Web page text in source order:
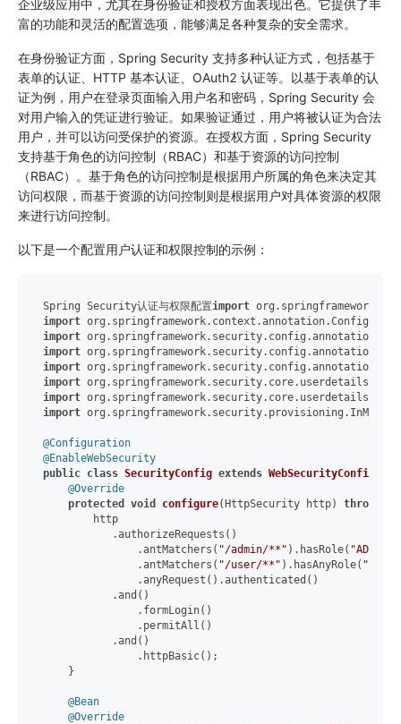
企业级应用中，尤其在身份验证和授权方面表现出色。它提供了丰
富的功能和灵活的配置选项，能够满足各种复杂的安全需求。
在身份验证方面，Spring Security 支持多种认证方式，包括基于
表单的认证、HTTP 基本认证、OAuth2 认证等。以基于表单的认
证为例，用户在登录页面输入用户名和密码，Spring Security 会
对用户输入的凭证进行验证。如果验证通过，用户将被认证为合法
用户，并可以访问受保护的资源。在授权方面，Spring Security
支持基于角色的访问控制（RBAC）和基于资源的访问控制
（RBAC）。基于角色的访问控制是根据用户所属的角色来决定其
访问权限，而基于资源的访问控制则是根据用户对具体资源的权限
来进行访问控制。
以下是一个配置用户认证和权限控制的示例：
Spring Security认证与权限配置import
import
import
import
import
import
import
import
@Configuration
@EnableWebSecurity
public class SecurityConfig extends
@Override
protected
void configure(HttpSecurity http) throws
        http
           .authorizeRequests()
               .antMatchers(
"/admin/**" ).hasRole( "ADMIN"
               .antMatchers(
"/user/**" ).hasAnyRole( "USER"
               .anyRequest().authenticated()
           .and()
               .formLogin()
               .permitAll()
           .and()
               .httpBasic();
    }
@Bean
@Override